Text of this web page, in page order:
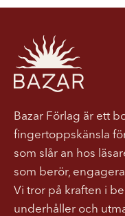
Bazar Förlag är ett
fingertoppskänsla
som slår an hos
som berör,
Vi tror på kraften i
underhåller och